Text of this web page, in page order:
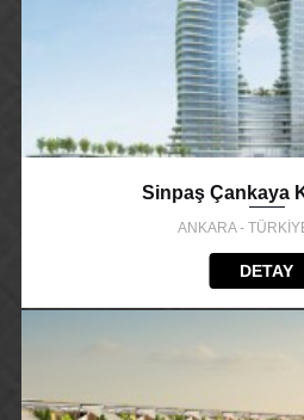
Sinpaş Çankaya
ANKARA -
DETAY